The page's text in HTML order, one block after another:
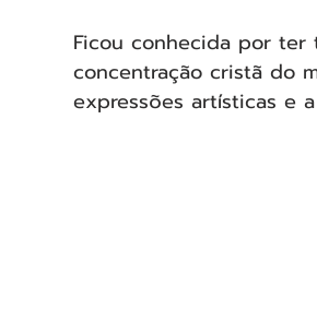
Ficou conhecida por ter
concentração cristã do
expressões artísticas e